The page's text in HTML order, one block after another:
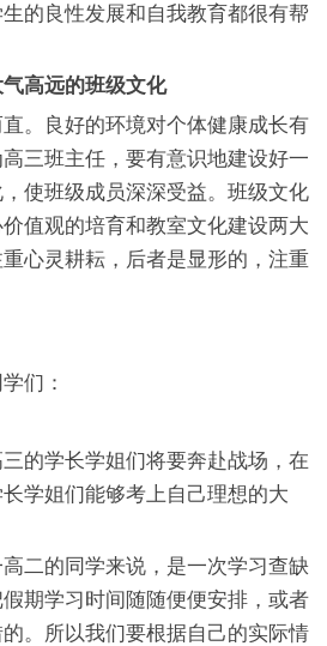
的良性发展和自我教育都很有帮
高远的班级文化
良好的环境对个体健康成长有
三班主任，要有意识地建设好一
使班级成员深深受益。班级文化
值观的培育和教室文化建设两大
心灵耕耘，后者是显形的，注重
们：
学长学姐们将要奔赴战场，在
学姐们能够考上自己理想的大
的同学来说，是一次学习查缺
期学习时间随随便便安排，或者
。所以我们要根据自己的实际情